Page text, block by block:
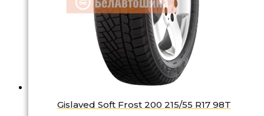
Gislaved Soft Frost 200 215/55 R17 98T